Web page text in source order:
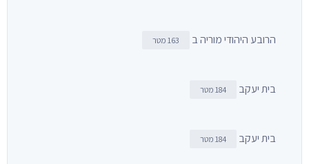
הרובע היהודי מוריה ב 163 מטר
בית יעקב 184 מטר
בית יעקב 184 מטר